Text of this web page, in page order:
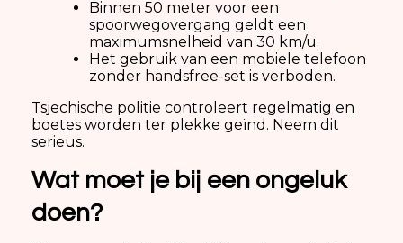
Binnen 50 meter voor een
spoorwegovergang geldt een
maximumsnelheid van 30 km/u.
Het gebruik van een mobiele telefoon
zonder handsfree-set is verboden.
Tsjechische politie controleert regelmatig en
boetes worden ter plekke geïnd. Neem dit
serieus.
Wat moet je bij een ongeluk
doen?